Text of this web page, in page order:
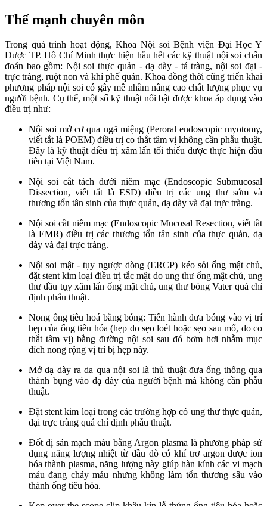
Thế mạnh chuyên môn
Trong quá trình hoạt động, Khoa Nội soi Bệnh viện Đại Học Y
Dược TP. Hồ Chí Minh thực hiện hầu hết các kỹ thuật nội soi chẩn
đoán bao gồm: Nội soi thực quản - dạ dày - tá tràng, nội soi đại -
trực tràng, ruột non và khí phế quản. Khoa đồng thời cũng triển khai
phương pháp nội soi có gây mê nhằm nâng cao chất lượng phục vụ
người bệnh. Cụ thể, một số kỹ thuật nổi bật được khoa áp dụng vào
điều trị như:
Nội soi mở cơ qua ngã miệng (Peroral endoscopic myotomy,
viết tắt là POEM) điều trị co thắt tâm vị không cần phẫu thuật.
Đây là kỹ thuật điều trị xâm lấn tối thiểu được thực hiện đầu
tiên tại Việt Nam.
Nội soi cắt tách dưới niêm mạc (Endoscopic Submucosal
Dissection, viết tắt là ESD) điều trị các ung thư sớm và
thương tổn tân sinh của thực quản, dạ dày và đại trực tràng.
Nội soi cắt niêm mạc (Endoscopic Mucosal Resection, viết tắt
là EMR) điều trị các thương tổn tân sinh của thực quản, dạ
dày và đại trực tràng.
Nội soi mật - tụy ngược dòng (ERCP) kéo sỏi ống mật chủ,
đặt stent kim loại điều trị tắc mật do ung thư ống mật chủ, ung
thư đầu tụy xâm lấn ống mật chủ, ung thư bóng Vater quá chỉ
định phẫu thuật.
Nong ống tiêu hoá bằng bóng: Tiến hành đưa bóng vào vị trí
hẹp của ống tiêu hóa (hẹp do sẹo loét hoặc sẹo sau mổ, do co
thắt tâm vị) bằng đường nội soi sau đó bơm hơi nhằm mục
đích nong rộng vị trí bị hẹp này.
Mở dạ dày ra da qua nội soi là thủ thuật đưa ống thông qua
thành bụng vào dạ dày của người bệnh mà không cần phẫu
thuật.
Đặt stent kim loại trong các trường hợp có ung thư thực quản,
đại trực tràng quá chỉ định phẫu thuật.
Đốt dị sản mạch máu bằng Argon plasma là phương pháp sử
dụng năng lượng nhiệt từ đầu dò có khí trơ argon được ion
hóa thành plasma, năng lượng này giúp hàn kính các vi mạch
máu đang chảy máu nhưng không làm tổn thương sâu vào
thành ống tiêu hóa.